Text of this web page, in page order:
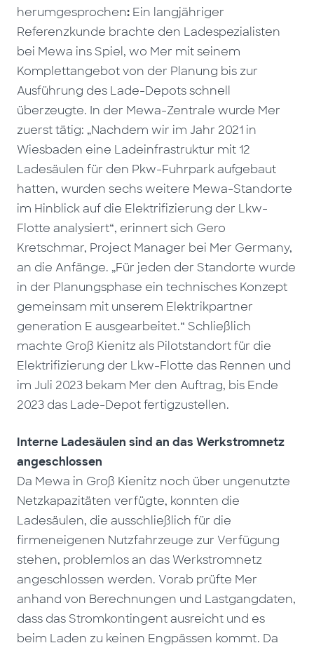
herumgesprochen: Ein langjähriger
Referenzkunde brachte den Ladespezialisten
bei Mewa ins Spiel, wo Mer mit seinem
Komplettangebot von der Planung bis zur
Ausführung des Lade-Depots schnell
überzeugte. In der Mewa-Zentrale wurde Mer
zuerst tätig: „Nachdem wir im Jahr 2021 in
Wiesbaden eine Ladeinfrastruktur mit 12
Ladesäulen für den Pkw-Fuhrpark aufgebaut
hatten, wurden sechs weitere Mewa-Standorte
im Hinblick auf die Elektrifizierung der Lkw-
Flotte analysiert“, erinnert sich Gero
Kretschmar, Project Manager bei Mer Germany,
an die Anfänge. „Für jeden der Standorte wurde
in der Planungsphase ein technisches Konzept
gemeinsam mit unserem Elektrikpartner
generation E ausgearbeitet.“ Schließlich
machte Groß Kienitz als Pilotstandort für die
Elektrifizierung der Lkw-Flotte das Rennen und
im Juli 2023 bekam Mer den Auftrag, bis Ende
2023 das Lade-Depot fertigzustellen.
Interne Ladesäulen sind an das Werkstromnetz
angeschlossen
Da Mewa in Groß Kienitz noch über ungenutzte
Netzkapazitäten verfügte, konnten die
Ladesäulen, die ausschließlich für die
firmeneigenen Nutzfahrzeuge zur Verfügung
stehen, problemlos an das Werkstromnetz
angeschlossen werden. Vorab prüfte Mer
anhand von Berechnungen und Lastgangdaten,
dass das Stromkontingent ausreicht und es
beim Laden zu keinen Engpässen kommt. Da